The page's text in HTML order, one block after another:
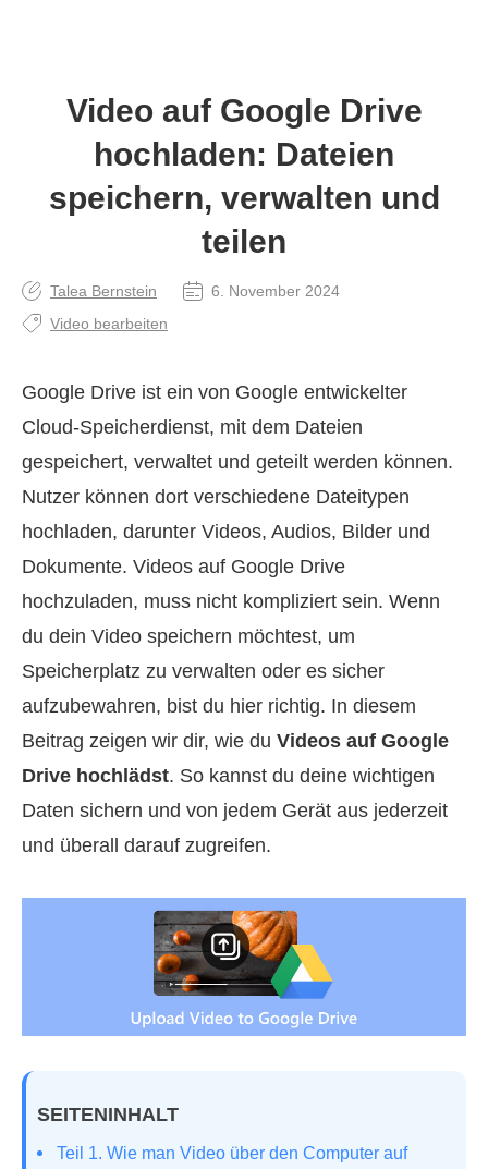
Video auf Google Drive
hochladen: Dateien
speichern, verwalten und
teilen
Talea Bernstein
6. November 2024
Video bearbeiten
Google Drive ist ein von Google entwickelter
Cloud-Speicherdienst, mit dem Dateien
gespeichert, verwaltet und geteilt werden können.
Nutzer können dort verschiedene Dateitypen
hochladen, darunter Videos, Audios, Bilder und
Dokumente. Videos auf Google Drive
hochzuladen, muss nicht kompliziert sein. Wenn
du dein Video speichern möchtest, um
Speicherplatz zu verwalten oder es sicher
aufzubewahren, bist du hier richtig. In diesem
Beitrag zeigen wir dir, wie du Videos auf Google
Drive hochlädst. So kannst du deine wichtigen
Daten sichern und von jedem Gerät aus jederzeit
und überall darauf zugreifen.
SEITENINHALT
Teil 1. Wie man Video über den Computer auf